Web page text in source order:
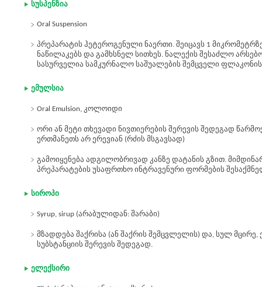
სუსპენზია
Oral Suspension
პრეპარატის ჰეტეროგენული ნაერთი. შეიცავს 1
ნაწილაკებს და გამხსნელ სითხეს. ნალექის შესაძლო
სასურველია სამკურნალო საშუალების შემცველი ფლაკონის
ემულსია
Oral Emulsion, კოლოიდი
ორი ან მეტი თხევადი ნივთიერების შერევის შედეგად
ერთმანეთს არ ერევიან (რძის მსგავსად)
გამოიყენება ადგილობრივად კანზე დატანის გზით.
პრეპარატების უსაფრთხო ინტრავენური ფორმების
სიროპი
Syrup, sirup (არაბულიდან: შარაბი)
მზადდება შაქრისა (ან შაქრის შემცვლელის) და, სულ მცირე,
სუბსტანციის შერევის შედეგად.
ელექსირი